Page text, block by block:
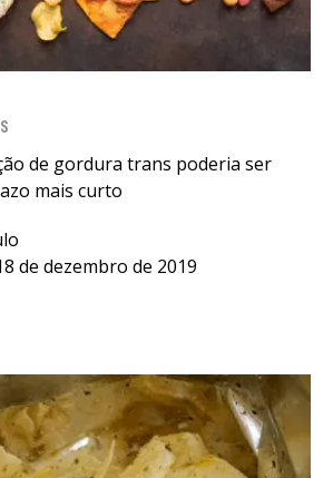
de gordura trans poderia ser
mais curto
de dezembro de 2019